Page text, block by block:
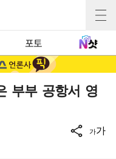
포토
부부 공항서 영
가가